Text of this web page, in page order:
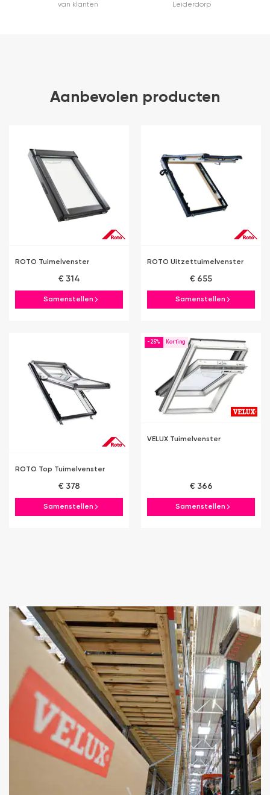
van klanten Leiderdorp
Aanbevolen producten
ROTO Tuimelvenster
€ 314
Samenstellen
ROTO Uitzettuimelvenster
€ 655
Samenstellen
ROTO Top Tuimelvenster
€ 378
Samenstellen
-25%
VELUX Tuimelvenster
€ 366
Samenstellen